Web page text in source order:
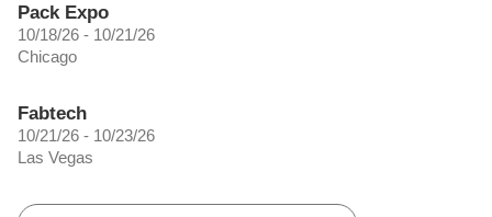
Pack Expo
10/18/26 - 10/21/26
Chicago
Fabtech
10/21/26 - 10/23/26
Las Vegas